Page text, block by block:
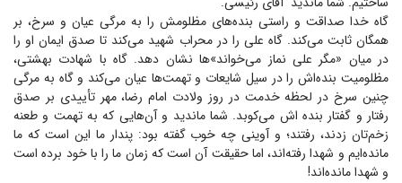
گاه خدا صداقت و راستی بنده‌های مظلومش را به مرگی عیان و سرخ، بر
همگان ثابت می‌کند. گاه علی را در محراب شهید می‌کند تا صدق ایمان او را
در میان «مگر علی نماز می‌خواند»‌ها نشان دهد. گاه با شهادت بهشتی،
مظلومیت بنده‌اش را در سیل شایعات و تهمت‌ها عیان می‌کند و گاه به مرگی
چنین سرخ در لحظه خدمت در روز ولادت امام رضا، مهر تأییدی بر صدق
رفتار و گفتار بنده اش می‌کوبد. شما ماندید و آن‌هایی که به تهمت و طعنه
زخم‌تان زدند، رفتند؛ و آوینی چه خوب گفته بود: پندار ما این است که ما
مانده‌ایم و شهدا رفته‌اند، اما حقیقت آن است که زمان ما را با خود برده است
و شهدا مانده‌اند!